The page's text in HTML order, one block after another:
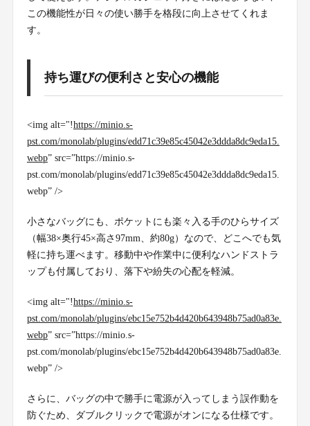
この機能性が日々の使い勝手を格段に向上させてくれま
す。
持ち運びの便利さと安心の機能
<img alt="!https://minio.s-
pst.com/monolab/plugins/edd71c39e85c45042e3ddda8dc9eda15.
webp” src=”https://minio.s-
pst.com/monolab/plugins/edd71c39e85c45042e3ddda8dc9eda15.
webp” />
小さなバッグにも、ポケットにも楽々入る手のひらサイズ
（幅38×奥行45×高さ97mm、約80g）なので、どこへでも気
軽に持ち運べます。移動中や作業中に便利なハンドストラ
ップも付属しており、落下や紛失の心配を軽減。
<img alt="!https://minio.s-
pst.com/monolab/plugins/ebc15e752b4d420b643948b75ad0a83e.
webp” src=”https://minio.s-
pst.com/monolab/plugins/ebc15e752b4d420b643948b75ad0a83e.
webp” />
さらに、バッグの中で勝手に電源が入ってしまう誤作動を
防ぐため、ダブルクリックで電源がオンになる仕様です。